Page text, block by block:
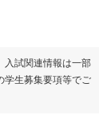
入試関連情報は一部
学生募集要項等でご